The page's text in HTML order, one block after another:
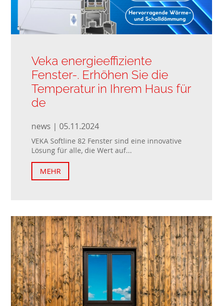
Veka energieeffiziente
Fenster-. Erhöhen Sie die
Temperatur in Ihrem Haus für
de
news | 05.11.2024
VEKA Softline 82 Fenster sind eine innovative
Lösung für alle, die Wert auf...
MEHR